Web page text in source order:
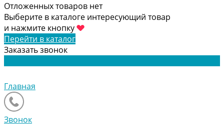
Отложенных товаров нет
Выберите в каталоге интересующий товар
и нажмите кнопку
Перейти в каталог
Заказать звонок
Главная
Звонок